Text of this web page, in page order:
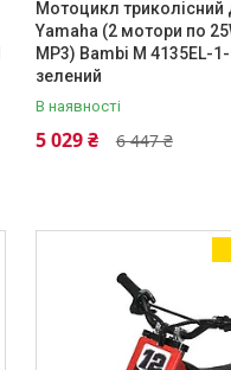
Мотоцикл триколісний
Yamaha (2 мотори по
MP3) Bambi M 4135EL-
зелений
В наявності
6 447 ₴
5 029 ₴